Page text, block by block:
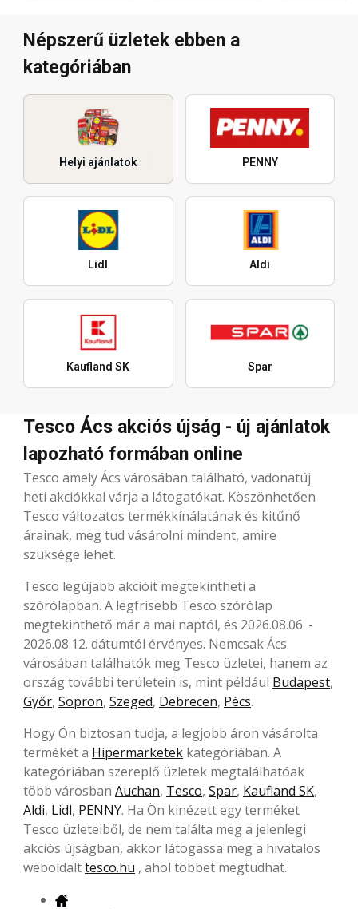
Népszerű üzletek ebben a
kategóriában
Helyi ajánlatok PENNY
Lidl Aldi
Kaufland SK Spar
Tesco Ács akciós újság - új ajánlatok
lapozható formában online
Tesco amely Ács városában található, vadonatúj
heti akciókkal várja a látogatókat. Köszönhetően
Tesco változatos termékkínálatának és kitűnő
árainak, meg tud vásárolni mindent, amire
szüksége lehet.
Tesco legújabb akcióit megtekintheti a
szórólapban. A legfrisebb Tesco szórólap
megtekinthető már a mai naptól, és 2026.08.06. -
2026.08.12. dátumtól érvényes. Nemcsak Ács
városában találhatók meg Tesco üzletei, hanem az
ország további területein is, mint például Budapest,
Győr, Sopron, Szeged, Debrecen, Pécs.
Hogy Ön biztosan tudja, a legjobb áron vásárolta
termékét a Hipermarketek kategóriában. A
kategóriában szereplő üzletek megtalálhatóak
több városban Auchan, Tesco, Spar, Kaufland SK,
Aldi, Lidl, PENNY. Ha Ön kinézett egy terméket
Tesco üzleteiből, de nem találta meg a jelenlegi
akciós újságban, akkor látogassa meg a hivatalos
weboldalttesco.hu , ahol többet megtudhat.